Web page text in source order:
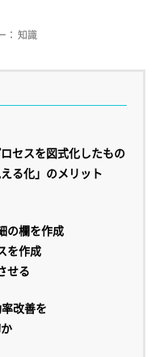
： 知識
セスを図式化したもの
る化」のメリット
の欄を作成
を作成
せる
改善を